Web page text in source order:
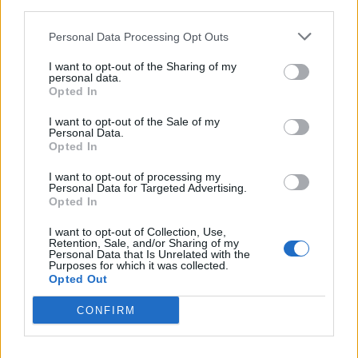
Personal Data Processing Opt Outs
I want to opt-out of the Sharing of my
personal data.
Opted In
I want to opt-out of the Sale of my
Personal Data.
Opted In
I want to opt-out of processing my
Personal Data for Targeted Advertising.
Opted In
I want to opt-out of Collection, Use,
Retention, Sale, and/or Sharing of my
Personal Data that Is Unrelated with the
Purposes for which it was collected.
Opted Out
CONFIRM
Μουσική
Η Anna von Hausswolff στο Release
Athens 2026 για μια λειτουργία σκοταδιού
και ομορφιάς
21.05.26
Με αφορμή την εμφάνισή της στο Release Athens 2026,